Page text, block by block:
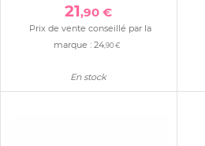
21,90 €
Prix de vente conseillé par la
marque : 24,90 €
En stock